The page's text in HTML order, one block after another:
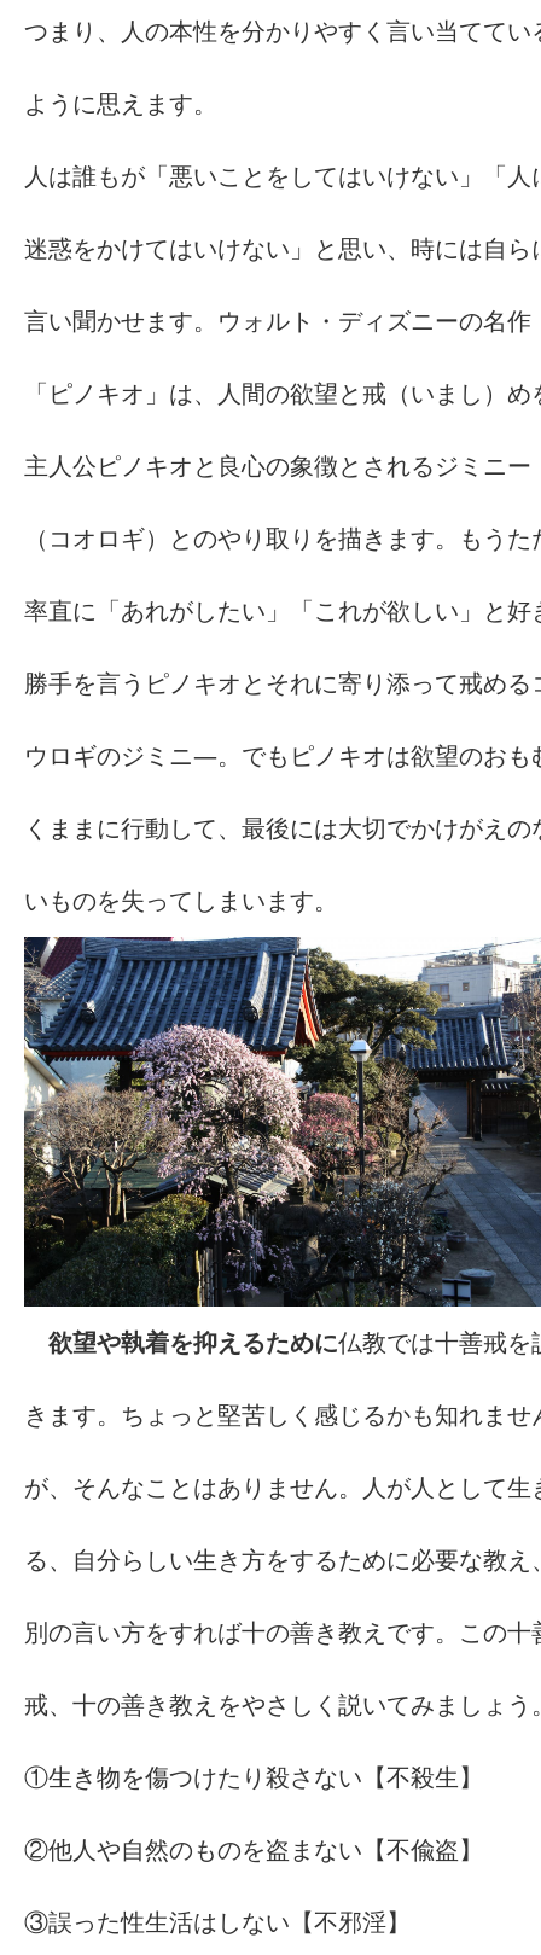
つまり、人の本性を分かりやすく言い当ててい
ように思えます。
人は誰もが「悪いことをしてはいけない」「人
迷惑をかけてはいけない」と思い、時には自ら
言い聞かせます。ウォルト・ディズニーの名作
「ピノキオ」は、人間の欲望と戒（いまし）め
主人公ピノキオと良心の象徴とされるジミニー
（コオロギ）とのやり取りを描きます。もうた
率直に「あれがしたい」「これが欲しい」と好
勝手を言うピノキオとそれに寄り添って戒める
ウロギのジミニ―。でもピノキオは欲望のおも
くままに行動して、最後には大切でかけがえの
いものを失ってしまいます。
欲望や執着を抑えるために仏教では十善戒を
きます。ちょっと堅苦しく感じるかも知れませ
が、そんなことはありません。人が人として生
る、自分らしい生き方をするために必要な教え
別の言い方をすれば十の善き教えです。この十
戒、十の善き教えをやさしく説いてみましょう
①生き物を傷つけたり殺さない【不殺生】
②他人や自然のものを盗まない【不偸盗】
③誤った性生活はしない【不邪淫】